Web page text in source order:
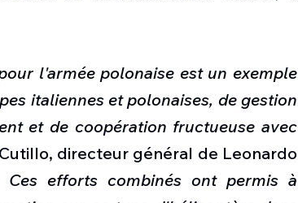
l'armée polonaise est un exemple
italiennes et polonaises, de gestion
et de coopération fructueuse avec
directeur général de Leonardo
Ces efforts combinés ont permis à